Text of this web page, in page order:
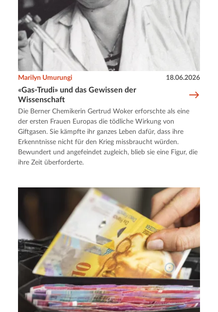
«Gas-Trudi» und das Gewissen der
Wissenschaft
Marilyn Umurungi 18.06.2026
Die Berner Chemikerin Gertrud Woker erforschte als eine
der ersten Frauen Europas die tödliche Wirkung von
Giftgasen. Sie kämpfte ihr ganzes Leben dafür, dass ihre
Erkenntnisse nicht für den Krieg missbraucht würden.
Bewundert und angefeindet zugleich, blieb sie eine Figur, die
ihre Zeit überforderte.